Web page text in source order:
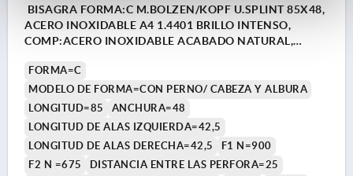
BISAGRA FORMA:C M.BOLZEN/KOPF U.SPLINT 85X48,
ACERO INOXIDABLE A4 1.4401 BRILLO INTENSO,
COMP:ACERO INOXIDABLE ACABADO NATURAL,
FORMA=C
MODELO DE FORMA=CON PERNO/ CABEZA Y ALBURA
LONGITUD=85
ANCHURA=48
LONGITUD DE ALAS IZQUIERDA=42,5
LONGITUD DE ALAS DERECHA=42,5
F1 N=900
F2 N =675
DISTANCIA ENTRE LAS PERFORA=25